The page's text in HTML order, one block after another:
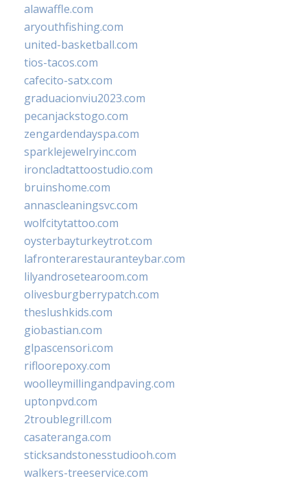
alawaffle.com
aryouthfishing.com
united-basketball.com
tios-tacos.com
cafecito-satx.com
graduacionviu2023.com
pecanjackstogo.com
zengardendayspa.com
sparklejewelryinc.com
ironcladtattoostudio.com
bruinshome.com
annascleaningsvc.com
wolfcitytattoo.com
oysterbayturkeytrot.com
lafronterarestauranteybar.com
lilyandrosetearoom.com
olivesburgberrypatch.com
theslushkids.com
giobastian.com
glpascensori.com
rifloorepoxy.com
woolleymillingandpaving.com
uptonpvd.com
2troublegrill.com
casateranga.com
sticksandstonesstudiooh.com
walkers-treeservice.com